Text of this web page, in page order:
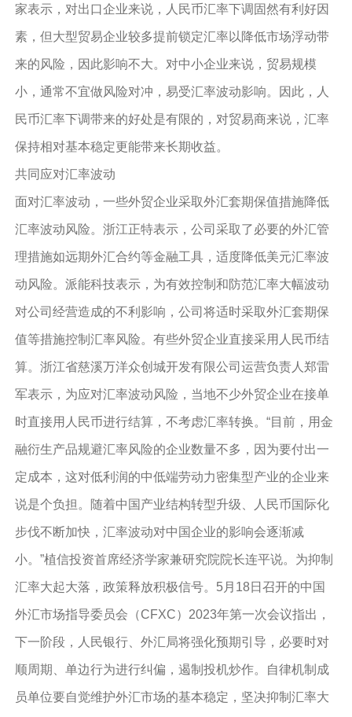
家表示，对出口企业来说，人民币汇率下调固然有利好因
素，但大型贸易企业较多提前锁定汇率以降低市场浮动带
来的风险，因此影响不大。对中小企业来说，贸易规模
小，通常不宜做风险对冲，易受汇率波动影响。因此，人
民币汇率下调带来的好处是有限的，对贸易商来说，汇率
保持相对基本稳定更能带来长期收益。
共同应对汇率波动
面对汇率波动，一些外贸企业采取外汇套期保值措施降低
汇率波动风险。浙江正特表示，公司采取了必要的外汇管
理措施如远期外汇合约等金融工具，适度降低美元汇率波
动风险。派能科技表示，为有效控制和防范汇率大幅波动
对公司经营造成的不利影响，公司将适时采取外汇套期保
值等措施控制汇率风险。有些外贸企业直接采用人民币结
算。浙江省慈溪万洋众创城开发有限公司运营负责人郑雷
军表示，为应对汇率波动风险，当地不少外贸企业在接单
时直接用人民币进行结算，不考虑汇率转换。“目前，用金
融衍生产品规避汇率风险的企业数量不多，因为要付出一
定成本，这对低利润的中低端劳动力密集型产业的企业来
说是个负担。随着中国产业结构转型升级、人民币国际化
步伐不断加快，汇率波动对中国企业的影响会逐渐减
小。”植信投资首席经济学家兼研究院院长连平说。为抑制
汇率大起大落，政策释放积极信号。5月18日召开的中国
外汇市场指导委员会（CFXC）2023年第一次会议指出，
下一阶段，人民银行、外汇局将强化预期引导，必要时对
顺周期、单边行为进行纠偏，遏制投机炒作。自律机制成
员单位要自觉维护外汇市场的基本稳定，坚决抑制汇率大